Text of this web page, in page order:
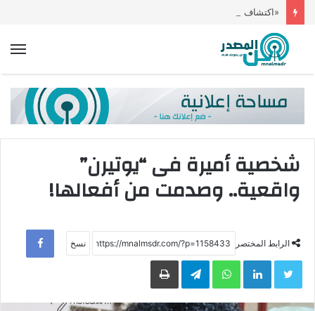
«اكتشاف مُذهل».. فريق ألماني ينتج أفضل خلية شمسية عالمياً
شخصية أميرة فى “يوتيرن”
واقعية.. وصدمت من أفعالها!
الرابط المختصر
Twitter
LinkedIn
WhatsApp
Telegramطباعة